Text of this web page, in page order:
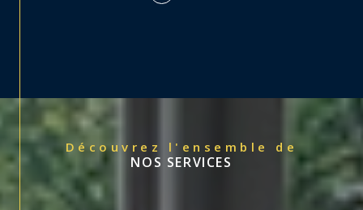
Découvrez l'ensemble de
NOS SERVICES